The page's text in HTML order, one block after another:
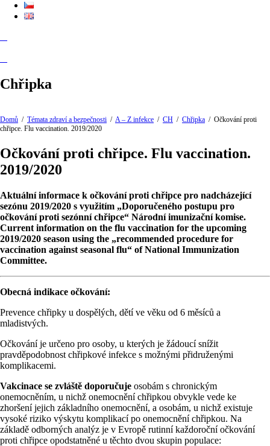
Chřipka
Domů / Témata zdraví a bezpečnosti / A – Z infekce / CH / Chřipka / Očkování proti
chřipce. Flu vaccination. 2019/2020
Očkování proti chřipce. Flu vaccination.
2019/2020
Aktuální informace k očkování proti chřipce pro nadcházející
sezónu 2019/2020 s využitím „Doporučeného postupu pro
očkování proti sezónní chřipce“ Národní imunizační komise.
Current information on the flu vaccination for the upcoming
2019/2020 season using the „recommended procedure for
vaccination against seasonal flu“ of National Immunization
Committee.
Obecná indikace očkování:
Prevence chřipky u dospělých, dětí ve věku od 6 měsíců a
mladistvých.
Očkování je určeno pro osoby, u kterých je žádoucí snížit
pravděpodobnost chřipkové infekce s možnými přidruženými
komplikacemi.
Vakcinace se zvláště doporučuje osobám s chronickým
onemocněním, u nichž onemocnění chřipkou obvykle vede ke
zhoršení jejich základního onemocnění, a osobám, u nichž existuje
vysoké riziko výskytu komplikací po onemocnění chřipkou. Na
základě odborných analýz je v Evropě rutinní každoroční očkování
proti chřipce opodstatněné u těchto dvou skupin populace: